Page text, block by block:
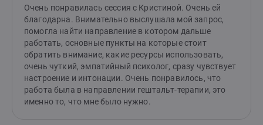
Очень понравилась сессия с Кристиной. Очень ей
благодарна. Внимательно выслушала мой запрос,
помогла найти направление в котором дальше
работать, основные пункты на которые стоит
обратить внимание, какие ресурсы использовать,
очень чуткий, эмпатийный психолог, сразу чувствует
настроение и интонации. Очень понравилось, что
работа была в направлении гештальт-терапии, это
именно то, что мне было нужно.